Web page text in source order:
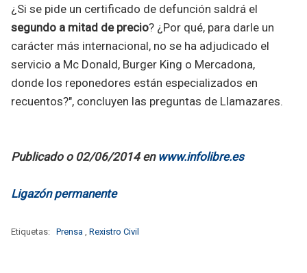
¿Si se pide un certificado de defunción saldrá el
segundo a mitad de precio? ¿Por qué, para darle un
carácter más internacional, no se ha adjudicado el
servicio a Mc Donald, Burger King o Mercadona,
donde los reponedores están especializados en
recuentos?", concluyen las preguntas de Llamazares.
Publicado o 02/06/2014 en www.infolibre.es
Ligazón permanente
Etiquetas: Prensa , Rexistro Civil